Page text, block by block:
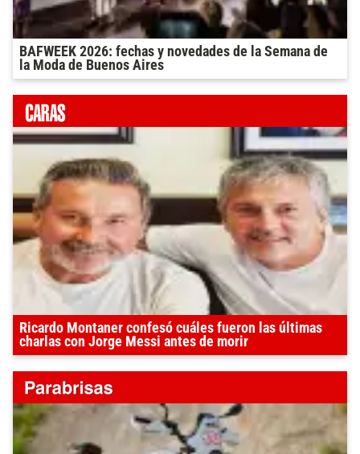
BAFWEEK 2026: fechas y novedades de la Semana de
la Moda de Buenos Aires
Ricardo Montaner confesó cuáles fueron las últimas
charlas con Jorge Messi antes de morir